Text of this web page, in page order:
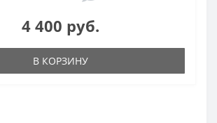
4 400 руб.
В КОРЗИНУ